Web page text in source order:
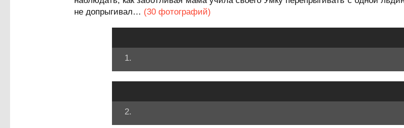
не допрыгивал… (30 фотографий)
1.
2.